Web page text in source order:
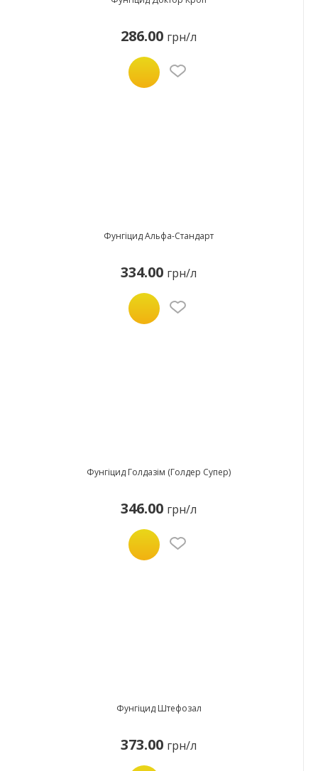
286.00 грн/л
Фунгіцид Альфа-Стандарт
334.00 грн/л
Фунгіцид Голдазім (Голдер Супер)
346.00 грн/л
Фунгіцид Штефозал
373.00 грн/л